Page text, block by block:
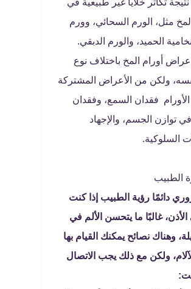
نتيجة تكاثر خلايا غير طبيعية في
مثل، الورم السحائي، وورم
الحميد، والورم الدبقي.
أورام المخ باختلاف نوع
ولكن من الأعراض المشتركة
الأورام فقدان السمع، وفقدان
توازن الجسم، والإجهاد
السلوكية.
الطبيب
دائمًا رؤية الطبيب إذا كنت
غالبًا ما يتحسن الألم في
وهناك نصائح يمكنك القيام بها
ولكن مع ذلك يجب الاتصال